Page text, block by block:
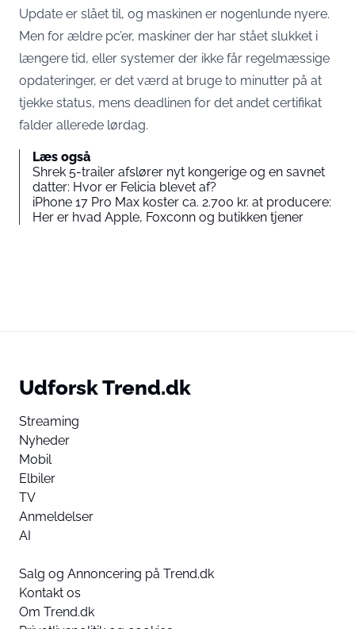
Update er slået til, og maskinen er nogenlunde nyere.
Men for ældre pc’er, maskiner der har stået slukket i
længere tid, eller systemer der ikke får regelmæssige
opdateringer, er det værd at bruge to minutter på at
tjekke status, mens deadlinen for det andet certifikat
falder allerede lørdag.
Læs også
Shrek 5-trailer afslører nyt kongerige og en savnet
datter: Hvor er Felicia blevet af?
iPhone 17 Pro Max koster ca. 2.700 kr. at producere:
Her er hvad Apple, Foxconn og butikken tjener
Udforsk Trend.dk
Streaming
Nyheder
Mobil
Elbiler
TV
Anmeldelser
AI
Salg og Annoncering på Trend.dk
Kontakt os
Om Trend.dk